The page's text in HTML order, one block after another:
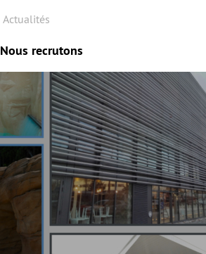
Actualités
Nous recrutons